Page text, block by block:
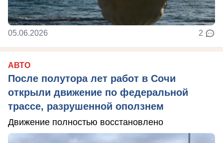
05.06.2026 2
АВТО
После полутора лет работ в Сочи
открыли движение по федеральной
трассе, разрушенной оползнем
Движение полностью восстановлено